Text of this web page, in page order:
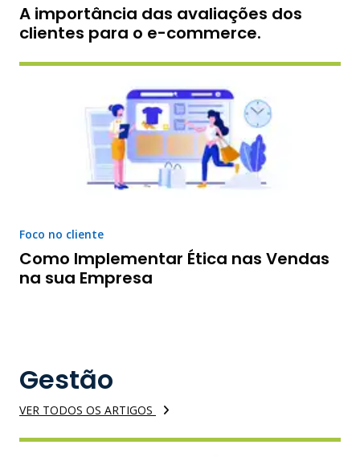
A importância das avaliações dos
clientes para o e-commerce.
Foco no cliente
Como Implementar Ética nas Vendas
na sua Empresa
Gestão
VER TODOS OS ARTIGOS